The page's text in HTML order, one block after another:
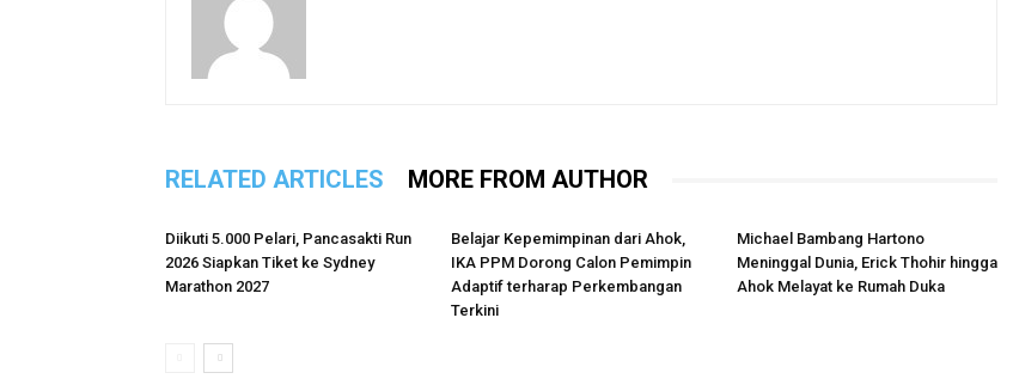
RELATED ARTICLES MORE FROM AUTHOR
Diikuti 5.000 Pelari, Pancasakti Run
2026 Siapkan Tiket ke Sydney
Marathon 2027
Belajar Kepemimpinan dari Ahok,
IKA PPM Dorong Calon Pemimpin
Adaptif terharap Perkembangan
Terkini
Michael Bambang Hartono
Meninggal Dunia, Erick Thohir hingga
Ahok Melayat ke Rumah Duka